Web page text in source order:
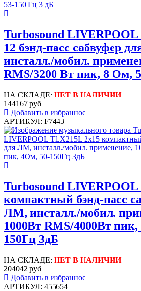
Turbosound LIVERPOOL
12 бэнд-пасс сабвуфер
инсталл./мобил.
RMS/3200 Вт пик, 8 Ом,
НА СКЛАДЕ: НЕТ В НАЛИЧИИ
144167 руб
Добавить в избранное
АРТИКУЛ: F7443
Turbosound LIVERPOOL
компактный бэнд-пасс
ЛМ, инсталл./мобил.
1000Вт RMS/4000Вт
150Гц 3дБ
НА СКЛАДЕ: НЕТ В НАЛИЧИИ
204042 руб
Добавить в избранное
АРТИКУЛ: 455654